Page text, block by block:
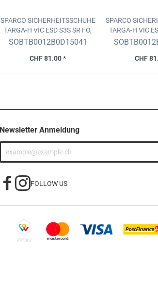
SPARCO SICHERHEITSSCHUHE
TARGA-H VIC ESD S3S SR FO,
Dunkelbraun, Grösse 41
SOBTB0012B0D15041
CHF 81.00 *
SPARCO
TARGA-H VIC
CHF
Newsletter Anmeldung
FOLLOW US